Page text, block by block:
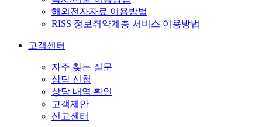
해외전자자료 이용방법
RISS 정보취약계층 서비스 이용방법
고객센터
자주 찾는 질문
상담 신청
상담 내역 확인
고객제안
신고센터